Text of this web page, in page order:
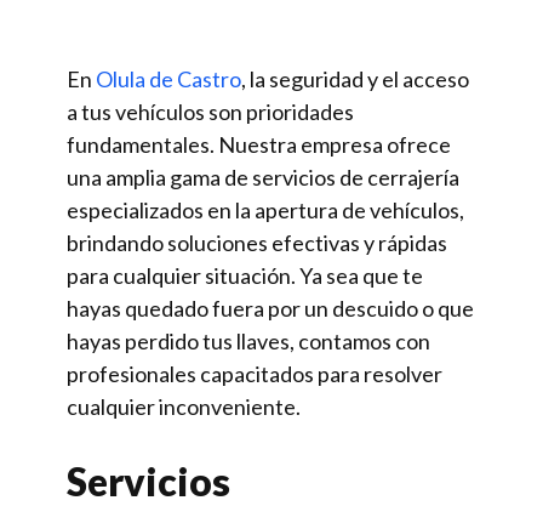
En Olula de Castro, la seguridad y el acceso
a tus vehículos son prioridades
fundamentales. Nuestra empresa ofrece
una amplia gama de servicios de cerrajería
especializados en la apertura de vehículos,
brindando soluciones efectivas y rápidas
para cualquier situación. Ya sea que te
hayas quedado fuera por un descuido o que
hayas perdido tus llaves, contamos con
profesionales capacitados para resolver
cualquier inconveniente.
Servicios